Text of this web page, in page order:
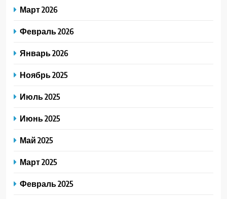
Март 2026
Февраль 2026
Январь 2026
Ноябрь 2025
Июль 2025
Июнь 2025
Май 2025
Март 2025
Февраль 2025